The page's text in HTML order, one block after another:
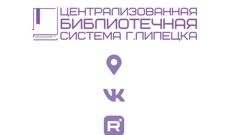
Перейти
к
основному